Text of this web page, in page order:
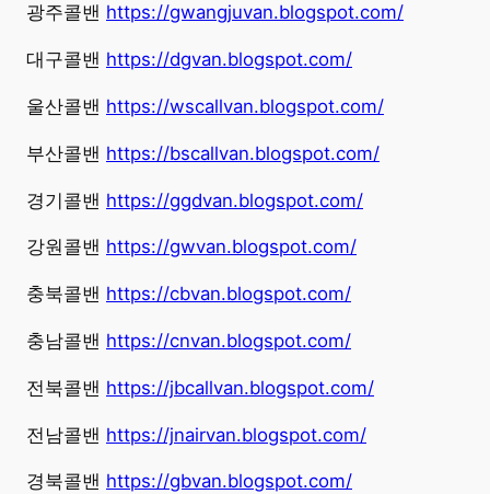
광주콜밴 https://gwangjuvan.blogspot.com/
대구콜밴 https://dgvan.blogspot.com/
울산콜밴 https://wscallvan.blogspot.com/
부산콜밴 https://bscallvan.blogspot.com/
경기콜밴 https://ggdvan.blogspot.com/
강원콜밴 https://gwvan.blogspot.com/
충북콜밴 https://cbvan.blogspot.com/
충남콜밴 https://cnvan.blogspot.com/
전북콜밴 https://jbcallvan.blogspot.com/
전남콜밴 https://jnairvan.blogspot.com/
경북콜밴 https://gbvan.blogspot.com/